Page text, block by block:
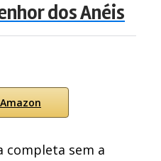
dos Anéis
completa sem a